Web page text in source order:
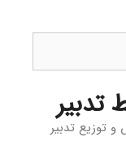
و توزیع تدبیر